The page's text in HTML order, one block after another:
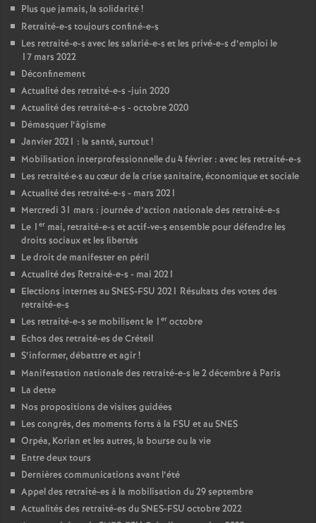
Plus que jamais, la solidarité!
Retraité-e-s toujours confiné-e-s
Les retraité-e-s avec les salarié-e-s et les privé-e-s d’emploi le
17 mars 2022
Déconfinement
Actualité des retraité-e-s -juin 2020
Actualité des retraité-e-s - octobre 2020
Démasquer l’âgisme
Janvier 2021 : la santé, surtout!
Mobilisation interprofessionnelle du 4 février : avec les retraité-e-s
Les retraité·e·s au cœur de la crise sanitaire, économique et sociale
Actualité des retraité-e-s - mars 2021
Mercredi 31 mars : journée d’action nationale des retraité-e-s
Le 1 er mai, retraité-e-s et actif-ve-s ensemble pour défendre les
droits sociaux et les libertés
Le droit de manifester en péril
Actualité des Retraité-e-s - mai 2021
Elections internes auSNES-FSU 2021 Résultats des votes des
retraité-e-s
Les retraité-e-s se mobilisent le 1 er octobre
Echos des retraité-es de Créteil
S’informer, débattre et agir!
Manifestation nationale des retraité-e-s le 2 décembre à Paris
La dette
Nos propositions de visites guidées
Les congrès, des moments forts à la FSU et auSNES
Orpéa, Korian et les autres, la bourse ou la vie
Entre deux tours
Dernières communications avant l’été
Appel des retraité-es à la mobilisation du 29 septembre
Actualités des retraité-es duSNES-FSU octobre 2022